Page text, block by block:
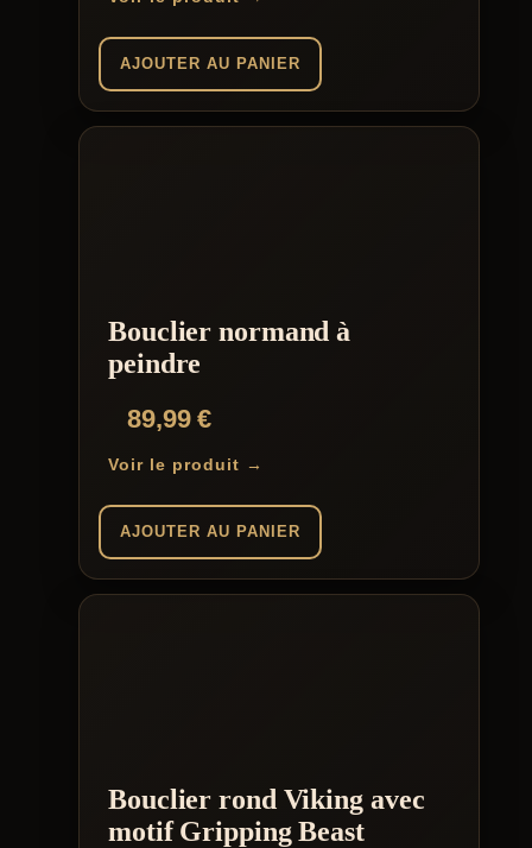
AJOUTER AU PANIER
Bouclier normand à
peindre
89,99€
Voir le produit →
AJOUTER AU PANIER
Bouclier rond Viking avec
motif Gripping Beast